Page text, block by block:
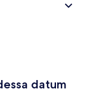
datum